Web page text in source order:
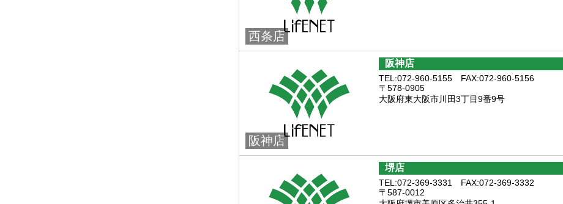
西条店
阪神店
阪神店
TEL:072-960-5155 FAX:072-960-5156
〒578-0905
大阪府東大阪市川田3丁目9番9号
堺店
TEL:072-369-3331 FAX:072-369-3332
〒587-0012